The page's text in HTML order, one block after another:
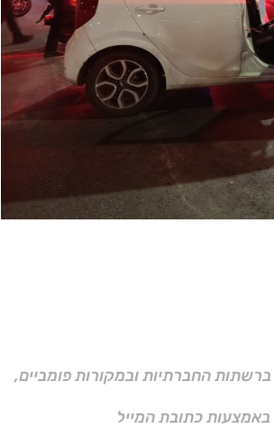
החברתיות ובמקורות פומביים,
באמצעות כתובת המייל